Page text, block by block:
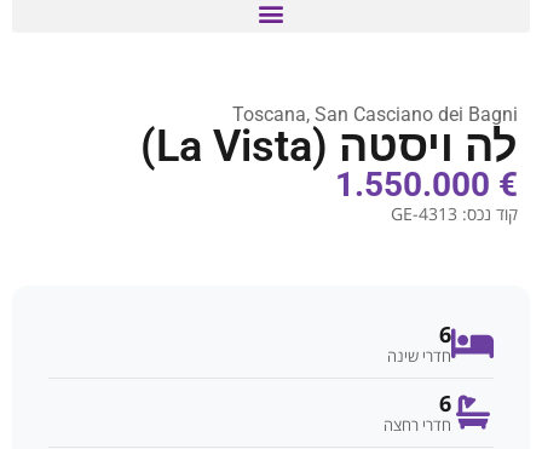
Toscana, San Casciano dei Bagni
לה ויסטה (La Vista)
€ 1.550.000
קוד נכס: GE-4313
6
חדרי שינה
6
חדרי רחצה